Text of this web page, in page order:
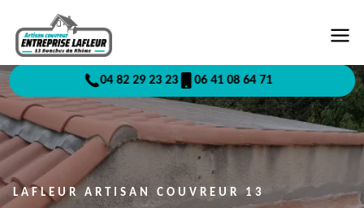
04 82 29 23 23 06 41 08 64 71
LAFLEUR ARTISAN COUVREUR 13